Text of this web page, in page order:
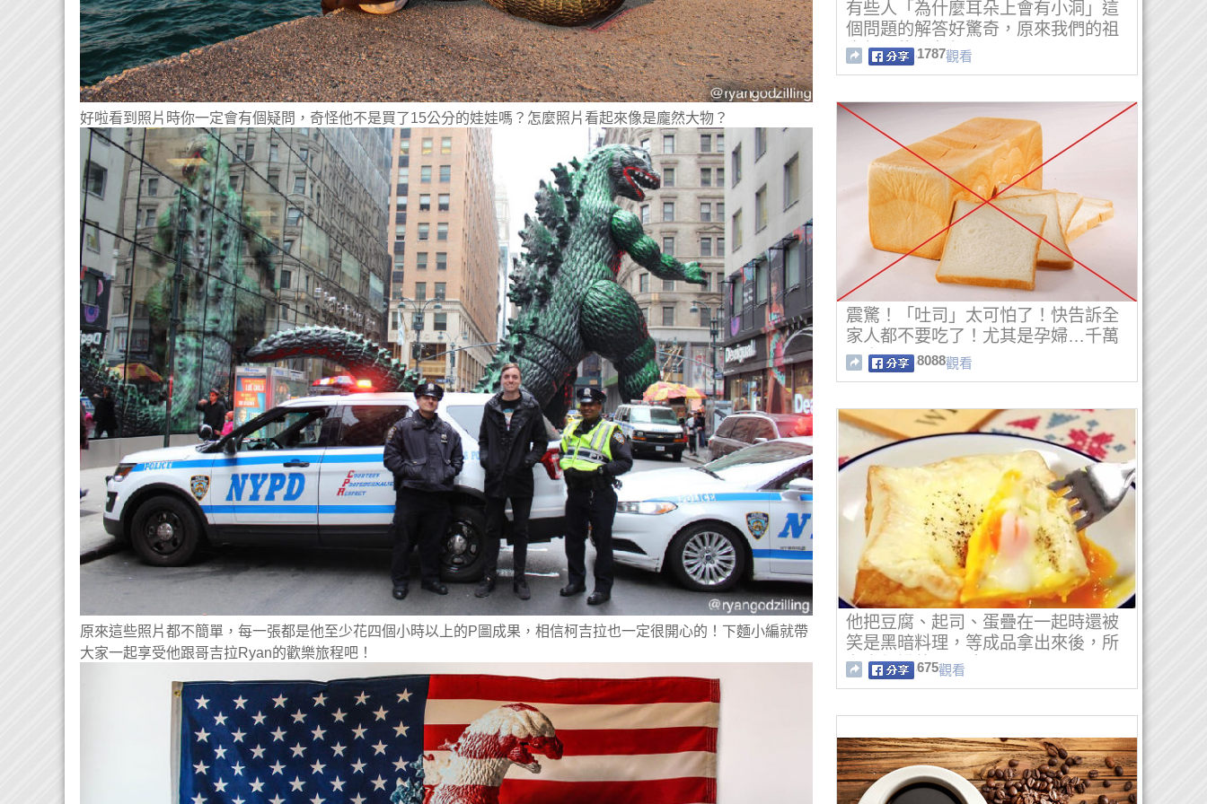
好啦看到照片時你一定會有個疑問，奇怪他不是買了15公分的娃娃嗎？ 怎麼照片看起來像是龐然大物？
原來這些照片都不簡單， 每一張都是他至少花四個小時以上的P圖成果 ，相信柯吉拉也一定很開心的！下麵小編就帶
大家一起享受他跟哥吉拉Ryan的歡樂旅程吧！
有些人「為什麼耳朵上會有小洞」這
個問題的解答好驚奇，原來我們的祖
先很可能是魚類！
1787觀看
震驚！「吐司」太可怕了！快告訴全
家人都不要吃了！尤其是孕婦…千萬
要小心！8088觀看
他把豆腐、起司、蛋疊在一起時還被
笑是黑暗料理，等成品拿出來後，所
有人都說他是天才！
675觀看